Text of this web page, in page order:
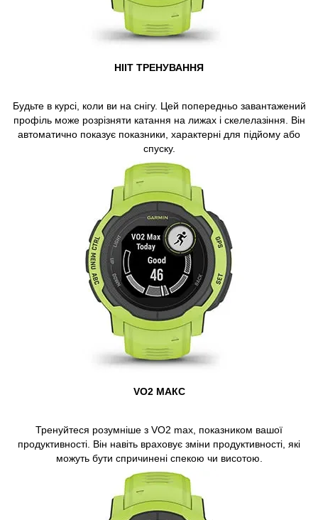
HIIT ТРЕНУВАННЯ
Будьте в курсі, коли ви на снігу. Цей попередньо завантажений
профіль може розрізняти катання на лижах і скелелазіння. Він
автоматично показує показники, характерні для підйому або
спуску.
VO2 МАКС
Тренуйтеся розумніше з VO2 max, показником вашої
продуктивності. Він навіть враховує зміни продуктивності, які
можуть бути спричинені спекою чи висотою.